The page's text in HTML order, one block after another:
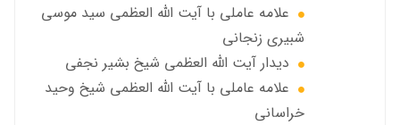
علامه عاملي با آيت الله العظمى سید موسی
شبيري زنجاني
ديدار آيت الله العظمى شيخ بشير نجفي
علامه عاملی با آيت الله العظمى شيخ وحيد
خراساني